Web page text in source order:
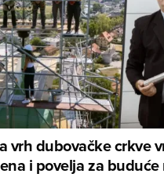
vrh dubovačke crkve
i povelja za